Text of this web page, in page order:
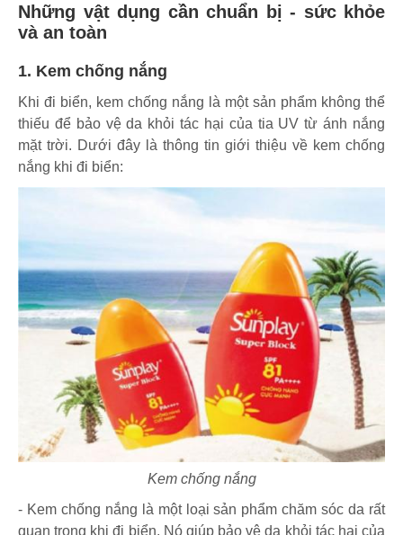
Những vật dụng cần chuẩn bị - sức khỏe
và an toàn
1. Kem chống nắng
Khi đi biển, kem chống nắng là một sản phẩm không thể
thiếu để bảo vệ da khỏi tác hại của tia UV từ ánh nắng
mặt trời. Dưới đây là thông tin giới thiệu về kem chống
nắng khi đi biển:
Kem chống nắng
- Kem chống nắng là một loại sản phẩm chăm sóc da rất
quan trọng khi đi biển. Nó giúp bảo vệ da khỏi tác hại của